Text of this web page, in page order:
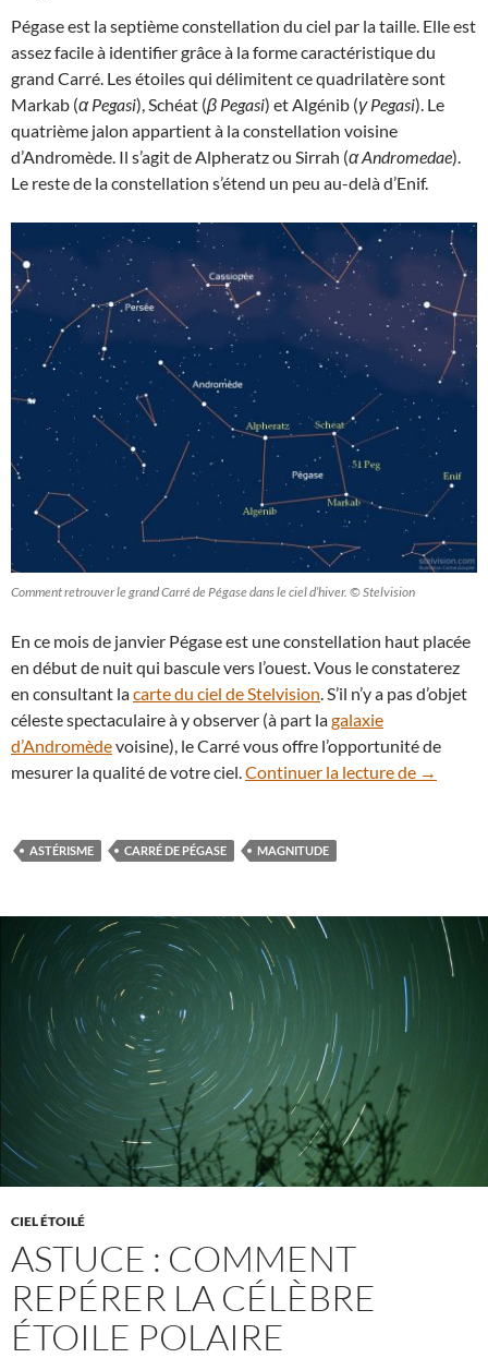
Pégase est la septième constellation du ciel par la taille. Elle est
assez facile à identifier grâce à la forme caractéristique du
grand Carré. Les étoiles qui délimitent ce quadrilatère sont
Markab (α Pegasi), Schéat (β Pegasi) et Algénib (γ Pegasi). Le
quatrième jalon appartient à la constellation voisine
d’Andromède. Il s’agit de Alpheratz ou Sirrah (α Andromedae).
Le reste de la constellation s’étend un peu au-delà d’Enif.
Comment retrouver le grand Carré de Pégase dans le ciel d’hiver. © Stelvision
En ce mois de janvier Pégase est une constellation haut placée
en début de nuit qui bascule vers l’ouest. Vous le constaterez
en consultant lacarte du ciel de Stelvision. S’il n’y a pas d’objet
céleste spectaculaire à y observer (à part lagalaxie
d’Andromèdevoisine), le Carré vous offre l’opportunité de
mesurer la qualité de votre ciel.Continuer la lecture de Pour
→
ASTÉRISME CARRÉ DE PÉGASE MAGNITUDE
CIEL ÉTOILÉ
ASTUCE : COMMENT
REPÉRER LA CÉLÈBRE
ÉTOILE POLAIRE